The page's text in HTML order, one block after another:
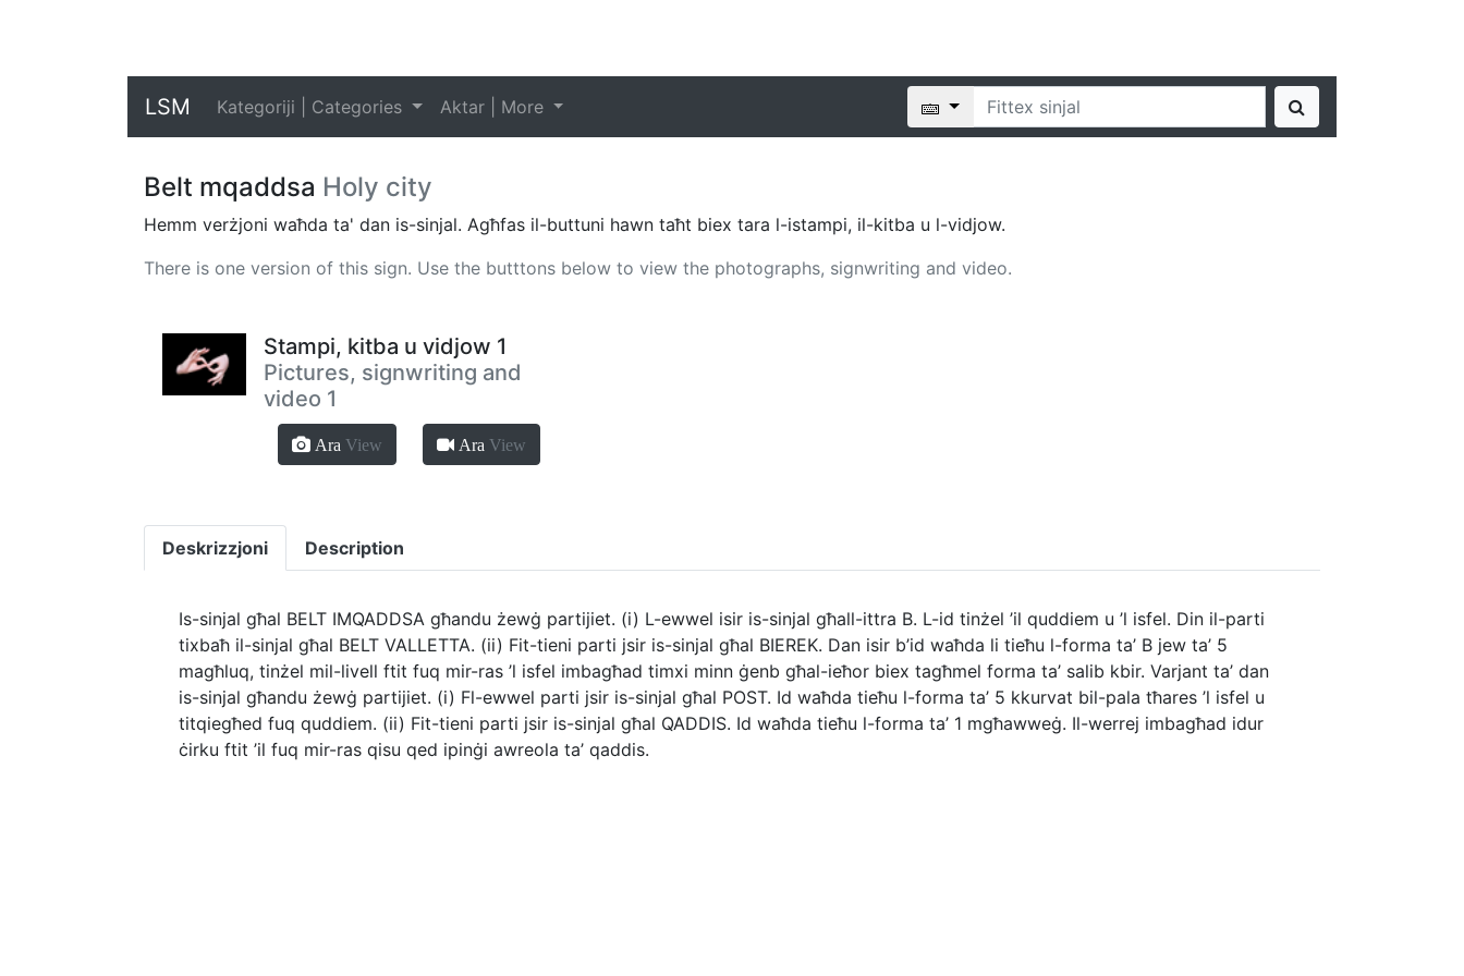
LSM Kategoriji | Categories Aktar | More
Belt mqaddsa Holy city
Hemm verżjoni waħda ta' dan is-sinjal. Agħfas il-buttuni hawn taħt biex tara l-istampi, il-kitba u l-vidjow.
There is one version of this sign. Use the butttons below to view the photographs, signwriting and video.
Stampi, kitba u vidjow 1
Pictures, signwriting and
video 1
Ara View AraView
Deskrizzjoni Description
Is-sinjal għal BELT IMQADDSA għandu żewġ partijiet. (i) L-ewwel isir is-sinjal għall-ittra B. L-id tinżel ’il quddiem u ’l isfel. Din il-parti
tixbaħ il-sinjal għal BELT VALLETTA. (ii) Fit-tieni parti jsir is-sinjal għal BIEREK. Dan isir b’id waħda li tieħu l-forma ta’ B jew ta’ 5
magħluq, tinżel mil-livell ftit fuq mir-ras ’l isfel imbagħad timxi minn ġenb għal-ieħor biex tagħmel forma ta’ salib kbir. Varjant ta’ dan
is-sinjal għandu żewġ partijiet. (i) Fl-ewwel parti jsir is-sinjal għal POST. Id waħda tieħu l-forma ta’ 5 kkurvat bil-pala tħares ’l isfel u
titqiegħed fuq quddiem. (ii) Fit-tieni parti jsir is-sinjal għal QADDIS. Id waħda tieħu l-forma ta’ 1 mgħawweġ. Il-werrej imbagħad idur
ċirku ftit ’il fuq mir-ras qisu qed ipinġi awreola ta’ qaddis.